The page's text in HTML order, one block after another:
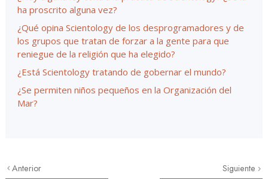
ha proscrito alguna vez?
¿Qué opina Scientology de los desprogramadores y de
los grupos que tratan de forzar a la gente para que
reniegue de la religión que ha elegido?
¿Está Scientology tratando de gobernar el mundo?
¿Se permiten niños pequeños en la Organización del
Mar?
Anterior Siguiente